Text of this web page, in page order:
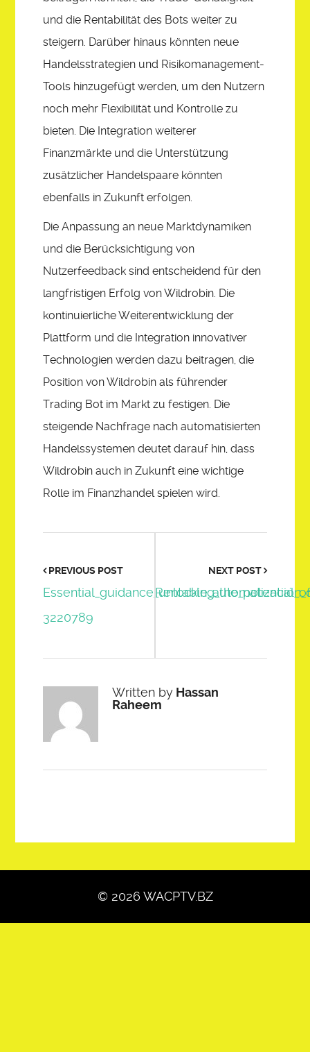
und die Rentabilität des Bots weiter zu
steigern. Darüber hinaus könnten neue
Handelsstrategien und Risikomanagement-
Tools hinzugefügt werden, um den Nutzern
noch mehr Flexibilität und Kontrolle zu
bieten. Die Integration weiterer
Finanzmärkte und die Unterstützung
zusätzlicher Handelspaare könnten
ebenfalls in Zukunft erfolgen.
Die Anpassung an neue Marktdynamiken
und die Berücksichtigung von
Nutzerfeedback sind entscheidend für den
langfristigen Erfolg von Wildrobin. Die
kontinuierliche Weiterentwicklung der
Plattform und die Integration innovativer
Technologien werden dazu beitragen, die
Position von Wildrobin als führender
Trading Bot im Markt zu festigen. Die
steigende Nachfrage nach automatisierten
Handelssystemen deutet darauf hin, dass
Wildrobin auch in Zukunft eine wichtige
Rolle im Finanzhandel spielen wird.
PREVIOUS POST
3220789
NEXT POST
Written by Hassan
Raheem
© 2026 WACPTV.BZ